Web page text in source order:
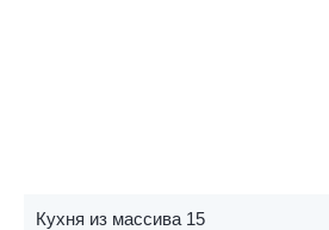
Кухня из массива 15